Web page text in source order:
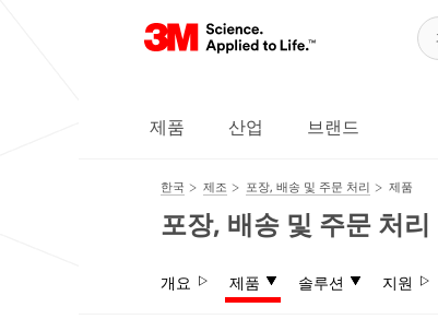
제품 산업 브랜드
한국 제조 포장, 배송 및 주문 처리 제품
포장, 배송 및 주문 처리
개요 제품 솔루션 지원